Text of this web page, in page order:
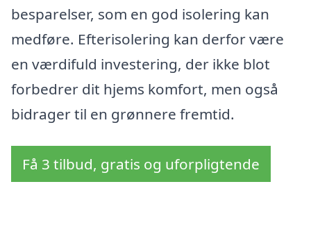
besparelser, som en god isolering kan
medføre. Efterisolering kan derfor være
en værdifuld investering, der ikke blot
forbedrer dit hjems komfort, men også
bidrager til en grønnere fremtid.
Få 3 tilbud, gratis og uforpligtende